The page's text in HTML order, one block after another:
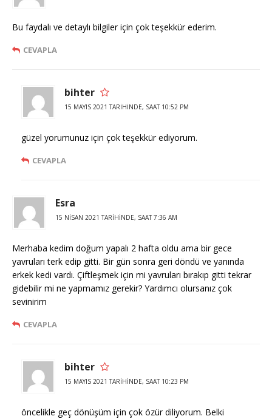
Bu faydalı ve detaylı bilgiler için çok teşekkür ederim.
CEVAPLA
bihter
15 MAYIS 2021 TARIHINDE, SAAT 10:52 PM
güzel yorumunuz için çok teşekkür ediyorum.
CEVAPLA
Esra
15 NISAN 2021 TARIHINDE, SAAT 7:36 AM
Merhaba kedim doğum yapalı 2 hafta oldu ama bir gece
yavruları terk edip gitti. Bir gün sonra geri döndü ve yanında
erkek kedi vardı. Çiftleşmek için mi yavruları bırakıp gitti tekrar
gidebilir mi ne yapmamız gerekir? Yardımcı olursanız çok
sevinirim
CEVAPLA
bihter
15 MAYIS 2021 TARIHINDE, SAAT 10:23 PM
öncelikle geç dönüşüm için çok özür diliyorum. Belki